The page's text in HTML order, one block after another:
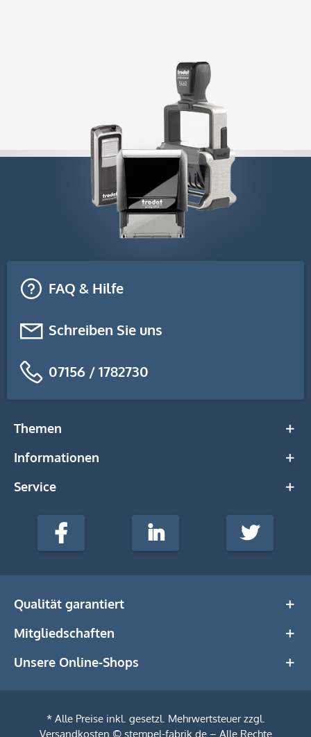
FAQ & Hilfe
Schreiben Sie uns
07156 / 1782730
Themen
Informationen
Service
stempel-
Media
Facebook LinkedIn Twitter
Qualität garantiert
Mitgliedschaften
Unsere Online-Shops
* Alle Preise inkl. gesetzl. Mehrwertsteuer zzgl.
Versandkosten © stempel-fabrik.de – Alle Rechte